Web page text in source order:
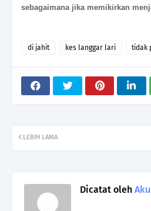
sebagaimana jika memikirkan
di jahit kes langgar lari tidak
LEBIH LAMA
Dicatat oleh